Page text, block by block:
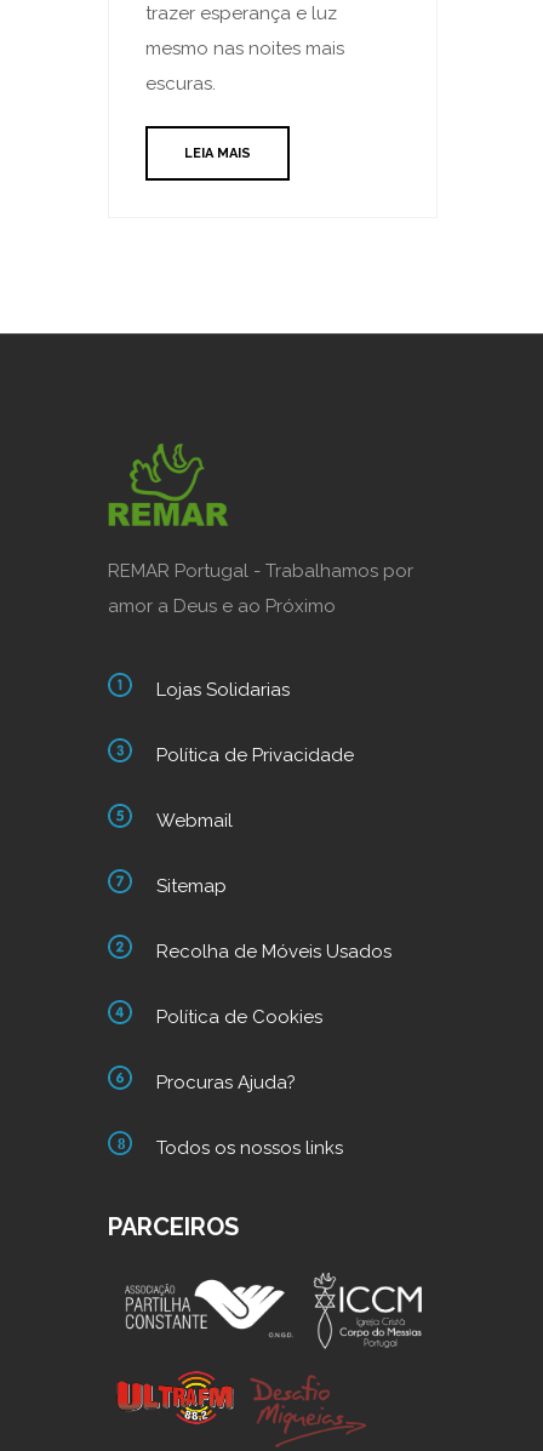
trazer esperança e luz
mesmo nas noites mais
escuras.
LEIA MAIS
REMAR Portugal - Trabalhamos por
amor a Deus e ao Próximo
Lojas Solidarias
Política de Privacidade
Webmail
Sitemap
Recolha de Móveis Usados
Política de Cookies
Procuras Ajuda?
Todos os nossos links
PARCEIROS